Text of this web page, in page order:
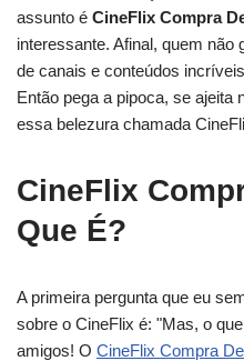
assunto é CineFlix Compra
interessante. Afinal, quem
de canais e conteúdos
Então pega a pipoca, se ajeita
essa belezura chamada
CineFlix
Que É?
A primeira pergunta que eu
sobre o CineFlix é: "Mas, o
amigos! O CineFlix Compra